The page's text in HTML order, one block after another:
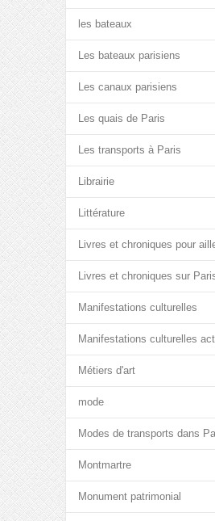
les bateaux
Les bateaux parisiens
Les canaux parisiens
Les quais de Paris
Les transports à Paris
Librairie
Littérature
Livres et chroniques pour
Livres et chroniques sur
Manifestations culturelles
Manifestations culturelles
Métiers d'art
mode
Modes de transports dans
Montmartre
Monument patrimonial